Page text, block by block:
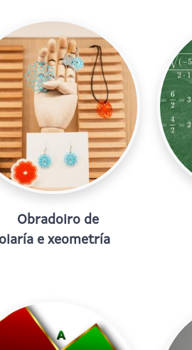
Obradoiro de
e xeometría